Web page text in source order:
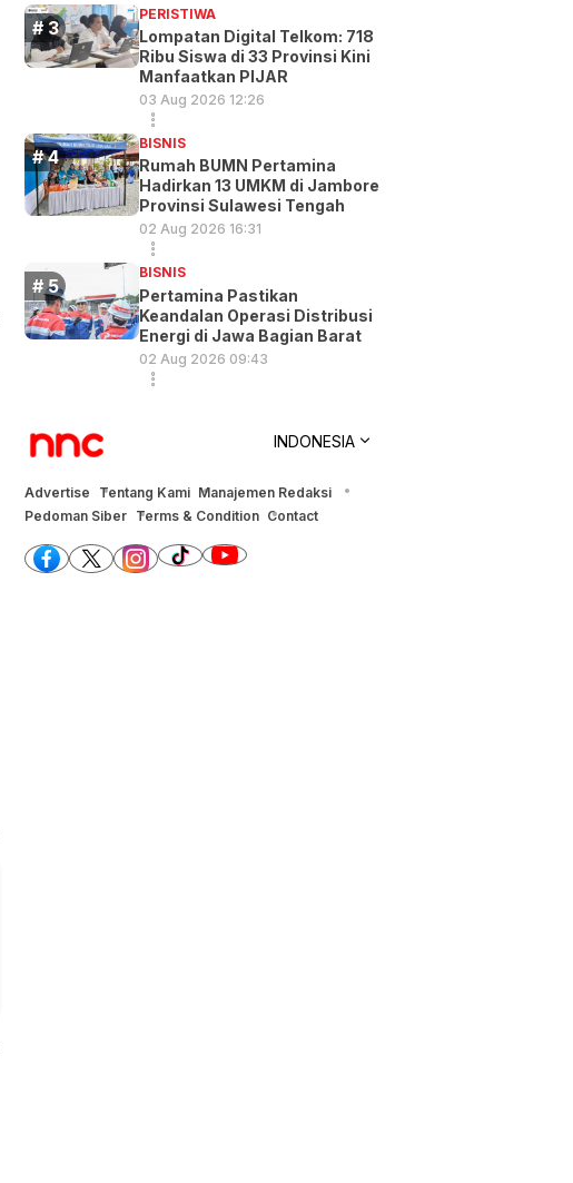
PERISTIWA
Lompatan Digital Telkom: 718
Ribu Siswa di 33 Provinsi Kini
Manfaatkan PIJAR
03 Aug 2026 12:26
BISNIS
Rumah BUMN Pertamina
Hadirkan 13 UMKM di Jambore
Provinsi Sulawesi Tengah
02 Aug 2026 16:31
BISNIS
Pertamina Pastikan
Keandalan Operasi Distribusi
Energi di Jawa Bagian Barat
02 Aug 2026 09:43
INDONESIA
Advertise Tentang Kami Manajemen Redaksi
Pedoman Siber Terms & Condition Contact